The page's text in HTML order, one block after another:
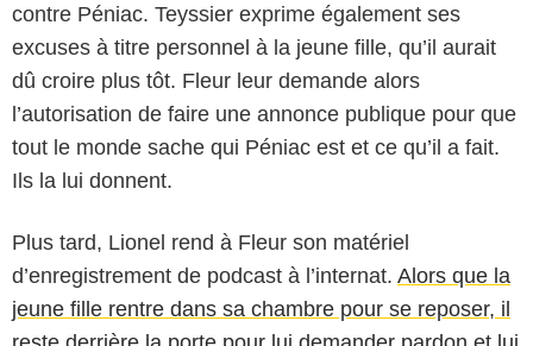
contre Péniac. Teyssier exprime également ses
excuses à titre personnel à la jeune fille, qu’il aurait
dû croire plus tôt. Fleur leur demande alors
l’autorisation de faire une annonce publique pour que
tout le monde sache qui Péniac est et ce qu’il a fait.
Ils la lui donnent.
Plus tard, Lionel rend à Fleur son matériel
d’enregistrement de podcast à l’internat. Alors que la
jeune fille rentre dans sa chambre pour se reposer, il